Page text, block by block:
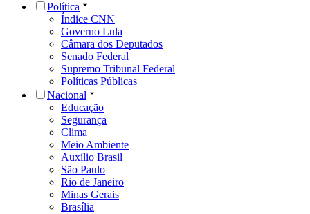
Política
Índice CNN
Governo Lula
Câmara dos Deputados
Senado Federal
Supremo Tribunal Federal
Políticas Públicas
Nacional
Educação
Segurança
Clima
Meio Ambiente
Auxílio Brasil
São Paulo
Rio de Janeiro
Minas Gerais
Brasília